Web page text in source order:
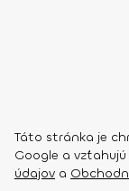
Táto stránka je
Google a
údajov a